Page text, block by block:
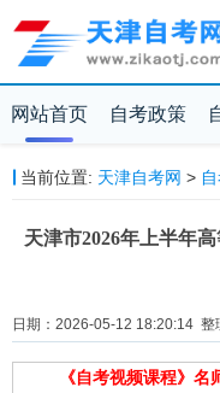
网站首页 自考政策
当前位置: 天津自考网 >
天津市2026年上半年
日期：2026-05-12 18:20:14 整
《自考视频课程》